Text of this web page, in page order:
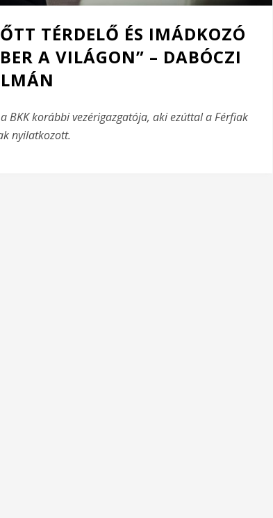
TÉRDELŐ ÉS IMÁDKOZÓ
A VILÁGON” – DABÓCZI
BKK korábbi vezérigazgatója, aki ezúttal a Férfiak
nyilatkozott.